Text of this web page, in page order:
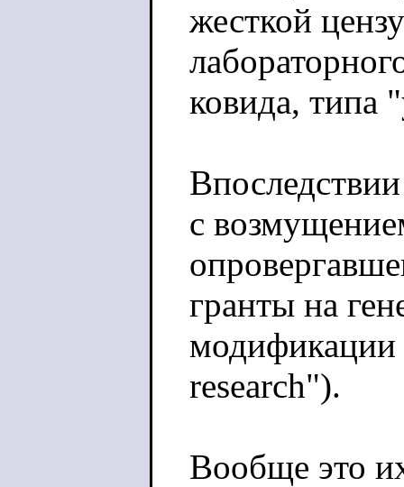
жесткой
ковида, типа
с
гранты на
research").
Вообще это